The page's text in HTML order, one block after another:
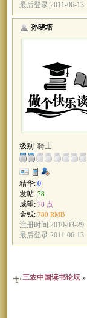
最后登录:2011-06-13
孙晓培
级别: 骑士
精华: 0
发帖: 78
威望: 78 点
金钱: 780 RMB
注册时间:2010-03-29
最后登录:2011-06-13
三农中国读书论坛 »